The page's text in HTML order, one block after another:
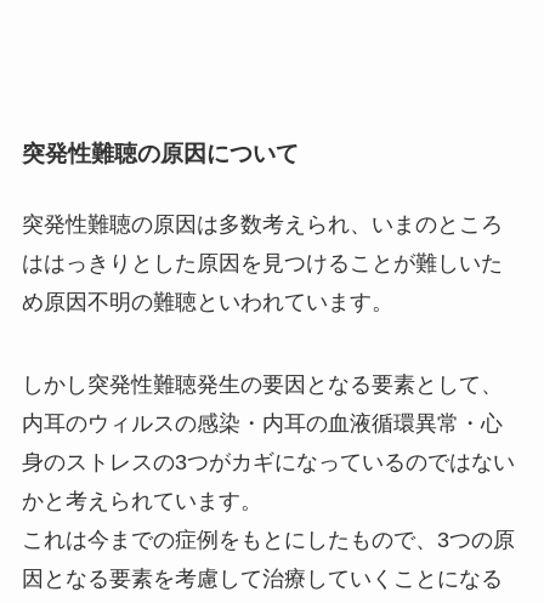
突発性難聴の原因について
突発性難聴の原因は多数考えられ、いまのところ
ははっきりとした原因を見つけることが難しいた
め原因不明の難聴といわれています。
しかし突発性難聴発生の要因となる要素として、
内耳のウィルスの感染・内耳の血液循環異常・心
身のストレスの3つがカギになっているのではない
かと考えられています。
これは今までの症例をもとにしたもので、3つの原
因となる要素を考慮して治療していくことになる